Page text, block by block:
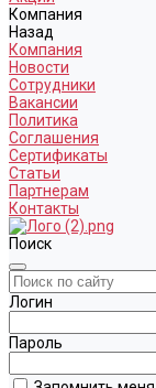
Компания
Назад
Компания
Новости
Сотрудники
Вакансии
Политика
Соглашения
Сертификаты
Статьи
Партнерам
Контакты
Поиск
Логин
Пароль